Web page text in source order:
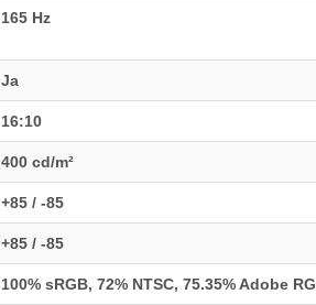
165 Hz
Ja
16:10
400 cd/m²
+85 / -85
+85 / -85
100% sRGB, 72% NTSC, 75.35% Adobe